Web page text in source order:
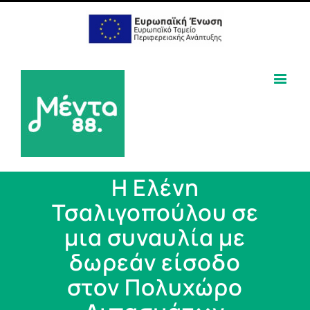
Η Ελένη
Τσαλιγοπούλου σε
μια συναυλία με
δωρεάν είσοδο
στον Πολυχώρο